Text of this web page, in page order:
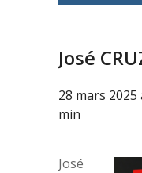
José
28 mars 2025
min
José